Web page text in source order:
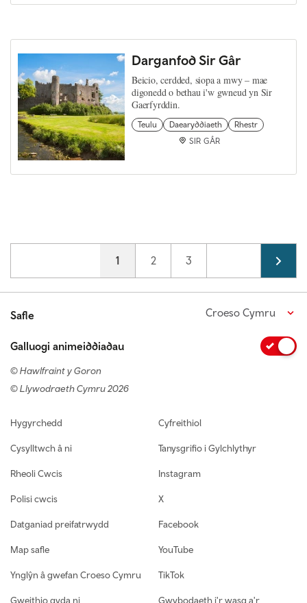
Darganfod Sir Gâr
Beicio, cerdded, siopa a mwy – mae
digonedd o bethau i'w gwneud yn Sir
Gaerfyrddin.
Teulu Daearyddiaeth
Rhestr
SIR GÂR
Current page
1 Page
2 Page
3
Safle Croeso Cymru
Galluogi animeiddiadau
© Hawlfraint y Goron
© Llywodraeth Cymru 2026
Footer navigation
Hygyrchedd
Cysylltwch â ni
Rheoli Cwcis
Polisi cwcis
Datganiad preifatrwydd
Map safle
Ynglŷn â gwefan Croeso Cymru
Gweithio gyda ni
Cyfreithiol
Tanysgrifio i Gylchlythyr
Instagram
X
Facebook
YouTube
TikTok
Gwybodaeth i'r wasg a'r